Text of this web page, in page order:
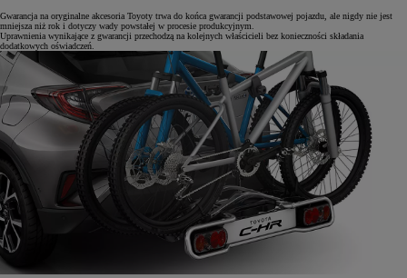
Gwarancja na oryginalne akcesoria Toyoty trwa do końca gwarancji podstawowej pojazdu, ale nigdy nie jest
mniejsza niż rok i dotyczy wady powstałej w procesie produkcyjnym.
Uprawnienia wynikające z gwarancji przechodzą na kolejnych właścicieli bez konieczności składania
dodatkowych oświadczeń.